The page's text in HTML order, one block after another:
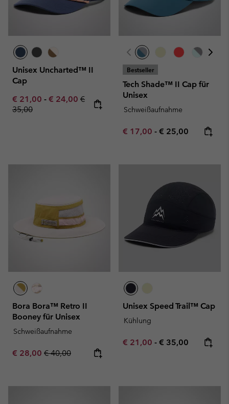
Unisex Uncharted™ II
Cap
Minimum sale price:
€ 21,00 - Maximum sale price:
€ 24,00 Regular price:
€
35,00
Bestseller
Tech Shade™ II Cap für
Unisex
Schweißaufnahme
Minimum sale price:
€ 17,00 - Maximum price:
€ 25,00
Bora Bora™ Retro II
Booney für Unisex
Schweißaufnahme
Sale price:
€ 28,00 Regular price:
€ 40,00
Unisex Speed Trail™ Cap
Kühlung
Minimum sale price:
€ 21,00 - Maximum price:
€ 35,00